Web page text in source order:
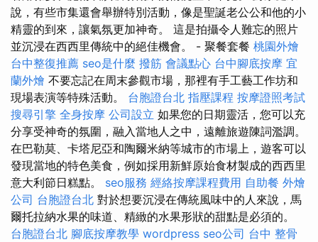
說，有些市集還會舉辦特別活動，像是聖誕老公公和他的小
精靈的到來，讓氣氛更加神奇。 這是拍攝令人難忘的照片
並沉浸在西西里傳統中的絕佳機會。 - 聚餐套餐 桃園外燴
台中整復推薦 seo是什麼 撥筋 會議點心 台中腳底按摩 宜
蘭外燴 不要忘記在周末參觀市場，那裡有手工藝工作坊和
現場表演等特殊活動。 台胞證台北 指壓課程 按摩證照考試
搜尋引擎 全身按摩 公司設立 如果您的日期靈活，您可以充
分享受神奇的氛圍，融入當地人之中，遠離旅遊陳詞濫調。
在巴勒莫、卡塔尼亞和陶爾米納等城市的市場上，遊客可以
發現當地的特色美食，例如採用新鮮原始食材製成的西西里
意大利節日糕點。 seo服務 經絡按摩課程費用 自助餐 外燴
公司 台胞證台北 對於想要沉浸在傳統風味中的人來說，馬
爾托拉納水果的味道、精緻的水果形狀的甜點是必須的。
台胞證台北 腳底按摩教學 wordpress seo公司 台中 整骨